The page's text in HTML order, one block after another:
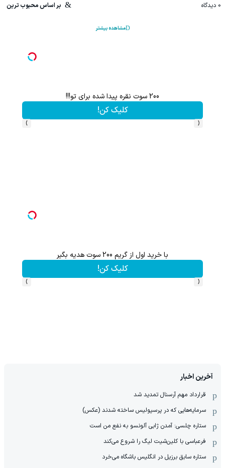
0 دیدگاه بر اساس محبوب ترین
مشاهده بیشتر
200 سوت نقره پیدا شده برای تو!!!
کلیک کن!
‹
›
با خرید اول از گریم 200 سوت هدیه بگیر
کلیک کن!
‹
›
آخرین اخبار
قرارداد مهم آرسنال تمدید شد
سرمایه‌هایی که در پرسپولیس ساخته شدند (عکس)
ستاره چلسی: آمدن ژابی آلونسو به نفع من است
فرعباسی با کلین‌شیت لیگ را شروع می‌کند
ستاره سابق برزیل در انگلیس باشگاه می‌خرد